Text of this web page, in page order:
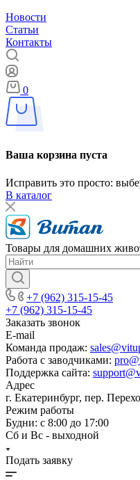
Новости
Статьи
Контакты
0
Ваша корзина пуста
Исправить это просто:
В каталог
Товары для домашних
+7 (962) 315-15-45
+7 (962) 315-15-45
Заказать звонок
E-mail
Команда продаж:
Работа с заводчиками:
Поддержка сайта:
Адрес
г. Екатеринбург, пер.
Режим работы
Будни: с 8:00 до 17:00
Сб и Вс - выходной
Подать заявку